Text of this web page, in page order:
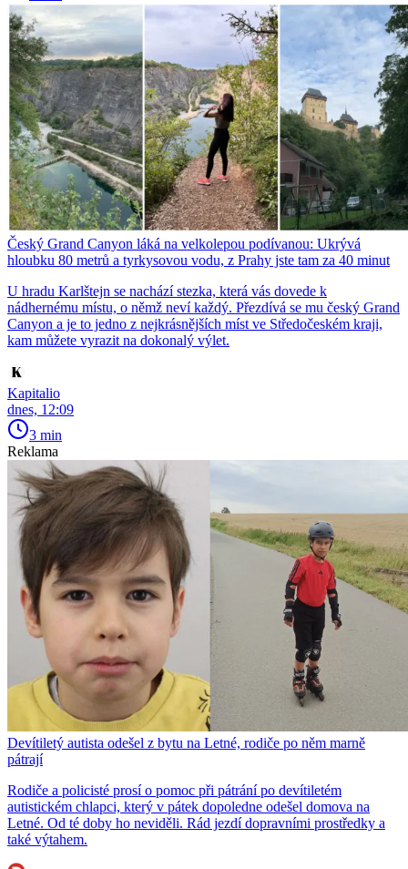
Český Grand Canyon láká na velkolepou podívanou: Ukrývá
hloubku 80 metrů a tyrkysovou vodu, z Prahy jste tam za 40 minut
U hradu Karlštejn se nachází stezka, která vás dovede k
nádhernému místu, o němž neví každý. Přezdívá se mu český Grand
Canyon a je to jedno z nejkrásnějších míst ve Středočeském kraji,
kam můžete vyrazit na dokonalý výlet.
Kapitalio
dnes, 12:09
3 min
Reklama
Devítiletý autista odešel z bytu na Letné, rodiče po něm marně
pátrají
Rodiče a policisté prosí o pomoc při pátrání po devítiletém
autistickém chlapci, který v pátek dopoledne odešel domova na
Letné. Od té doby ho neviděli. Rád jezdí dopravními prostředky a
také výtahem.